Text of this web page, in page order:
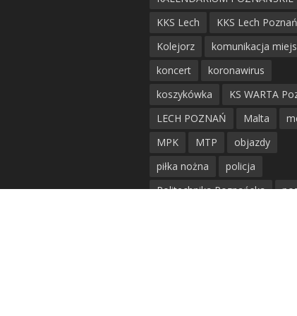
KKS Lech
KKS Lech Poznań
Kolejorz
komunikacja
koncert
koronawirus
koszykówka
KS WARTA
LECH POZNAŃ
Malta
MPK
MTP
objazdy
piłka nożna
policja
Politechnika Poznańska